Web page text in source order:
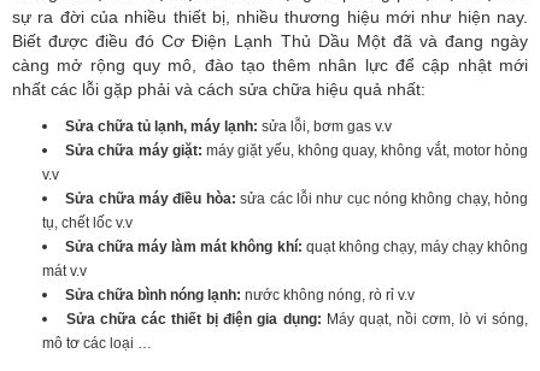
sự ra đời của nhiều thiết bị, nhiều thương hiệu mới như hiện nay.
Biết được điều đó Cơ Điện Lạnh Thủ Dầu Một đã và đang ngày
càng mở rộng quy mô, đào tạo thêm nhân lực để cập nhật mới
nhất các lỗi gặp phải và cách sửa chữa hiệu quả nhất:
Sửa chữa tủ lạnh, máy lạnh: sửa lỗi, bơm gas v.v
Sửa chữa máy giặt:máy giặt yếu, không quay, không vắt, motor hỏng
v.v
Sửa chữa máy điều hòa: sửa các lỗi như cục nóng không chạy, hỏng
tụ, chết lốc v.v
Sửa chữa máy làm mát không khí: quạt không chạy, máy chạy không
mát v.v
Sửa chữa bình nóng lạnh: nước không nóng, rò rỉ v.v
Sửa chữa các thiết bị điện gia dụng: Máy quạt, nồi cơm, lò vi sóng,
mô tơ các loại …